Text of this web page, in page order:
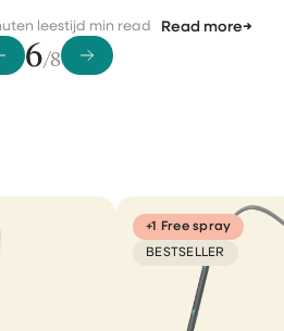
leestijd min read Read more→
6/8
+1 Free spray
BESTSELLER